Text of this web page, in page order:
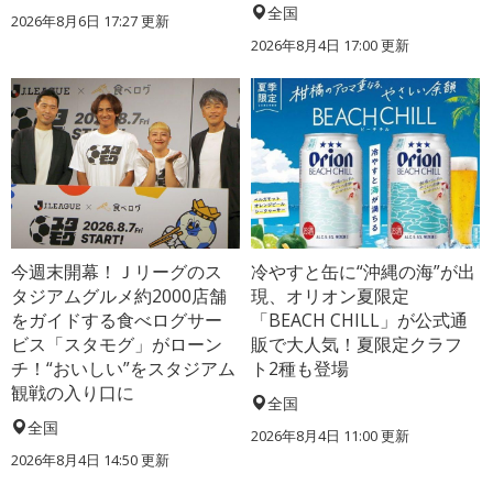
2026年8月6日 17:27更新 全国
2026年8月4日 17:00更新
今週末開幕！Ｊリーグのス
タジアムグルメ約2000店舗
をガイドする食べログサー
ビス「スタモグ」がローン
チ！“おいしい”をスタジアム
観戦の入り口に
全国
2026年8月4日 14:50更新
冷やすと缶に“沖縄の海”が出
現、オリオン夏限定
「BEACH CHILL」が公式通
販で大人気！夏限定クラフ
ト2種も登場
全国
2026年8月4日 11:00更新